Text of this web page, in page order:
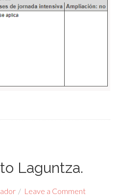
Laguntza.
Leave a Comment